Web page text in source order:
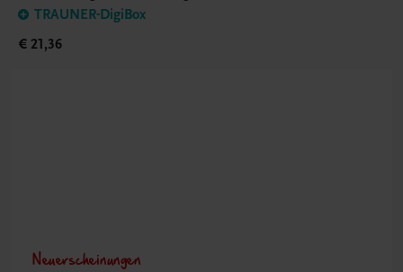
TRAUNER-DigiBox
€ 21,36
Neuerscheinungen